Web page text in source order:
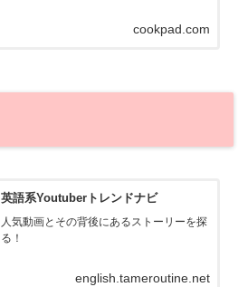
cookpad.com
英語系Youtuberトレンドナビ
人気動画とその背後にあるストーリーを探
る！
english.tameroutine.net